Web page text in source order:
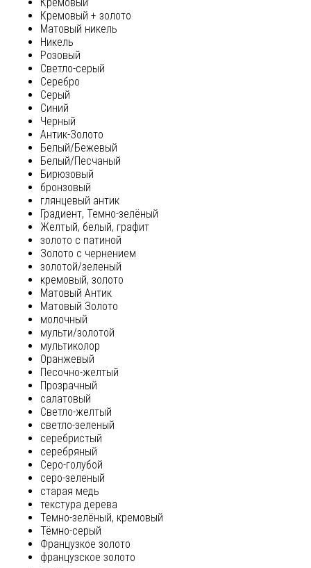
Кремовый
Кремовый + золото
Матовый никель
Никель
Розовый
Светло-серый
Серебро
Серый
Синий
Черный
Антик-Золото
Белый/Бежевый
Белый/Песчаный
Бирюзовый
бронзовый
глянцевый антик
Градиент, Темно-зелёный
Желтый, белый, графит
золото с патиной
Золото с чернением
золотой/зеленый
кремовый, золото
Матовый Антик
Матовый Золото
молочный
мульти/золотой
мультиколор
Оранжевый
Песочно-желтый
Прозрачный
салатовый
Светло-желтый
светло-зеленый
серебристый
серебряный
Серо-голубой
серо-зеленый
старая медь
текстура дерева
Темно-зелёный, кремовый
Тёмно-серый
Французкое золото
французское золото